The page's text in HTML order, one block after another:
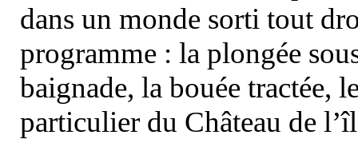
dans un monde sorti tout
programme : la plongée
baignade, la bouée tractée,
particulier du Château de